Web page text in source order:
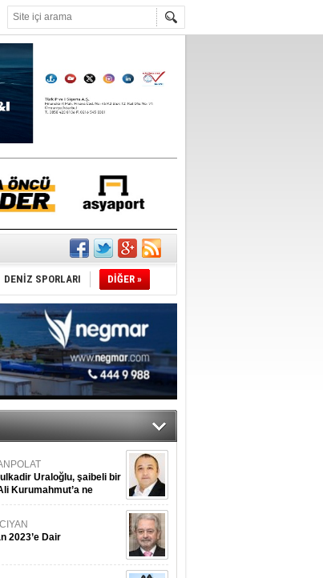
DENİZ SPORLARI DİĞER »
Uraloğlu, şaibeli bir
Kurumahmut’a ne
2023’e Dair